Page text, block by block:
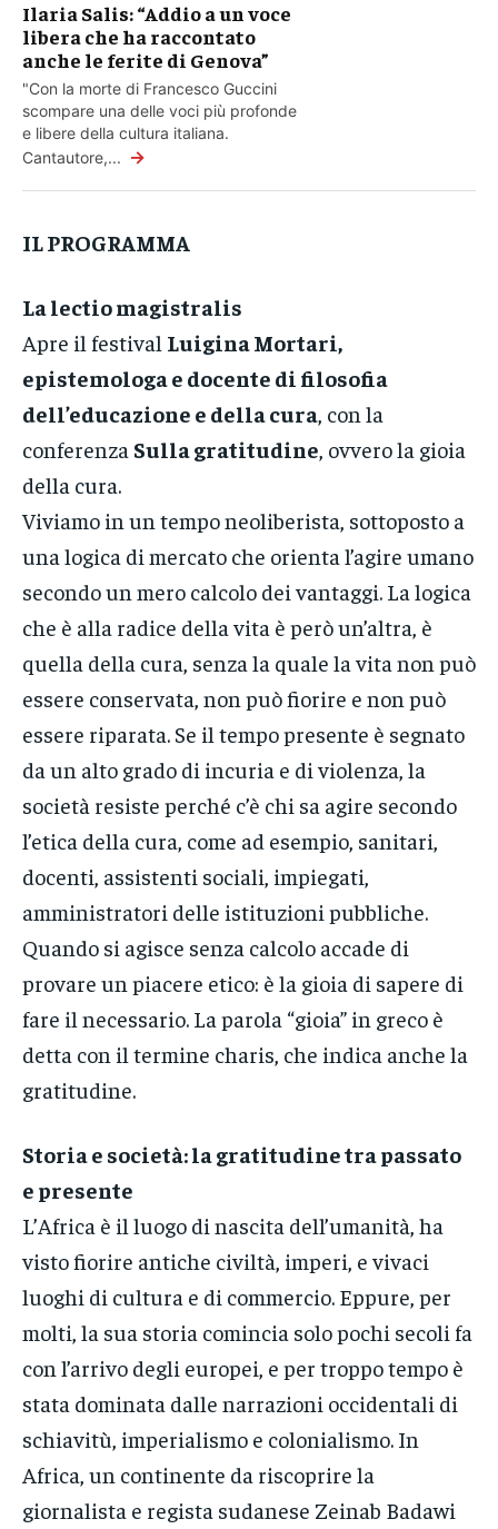
Ilaria Salis: “Addio a un voce
libera che ha raccontato
anche le ferite di Genova”
"Con la morte di Francesco Guccini
scompare una delle voci più profonde
e libere della cultura italiana.
Cantautore,... →
IL PROGRAMMA
La lectio magistralis
Apre il festival Luigina Mortari,
epistemologa e docente di filosofia
dell’educazione e della cura , con la
conferenza Sulla gratitudine , ovvero la gioia
della cura.
Viviamo in un tempo neoliberista, sottoposto a
una logica di mercato che orienta l’agire umano
secondo un mero calcolo dei vantaggi. La logica
che è alla radice della vita è però un’altra, è
quella della cura, senza la quale la vita non può
essere conservata, non può fiorire e non può
essere riparata. Se il tempo presente è segnato
da un alto grado di incuria e di violenza, la
società resiste perché c’è chi sa agire secondo
l’etica della cura, come ad esempio, sanitari,
docenti, assistenti sociali, impiegati,
amministratori delle istituzioni pubbliche.
Quando si agisce senza calcolo accade di
provare un piacere etico: è la gioia di sapere di
fare il necessario. La parola “gioia” in greco è
detta con il termine charis, che indica anche la
gratitudine.
Storia e società: la gratitudine tra passato
e presente
L’Africa è il luogo di nascita dell’umanità, ha
visto fiorire antiche civiltà, imperi, e vivaci
luoghi di cultura e di commercio. Eppure, per
molti, la sua storia comincia solo pochi secoli fa
con l’arrivo degli europei, e per troppo tempo è
stata dominata dalle narrazioni occidentali di
schiavitù, imperialismo e colonialismo. In
Africa, un continente da riscoprire la
giornalista e regista sudanese Zeinab Badawi